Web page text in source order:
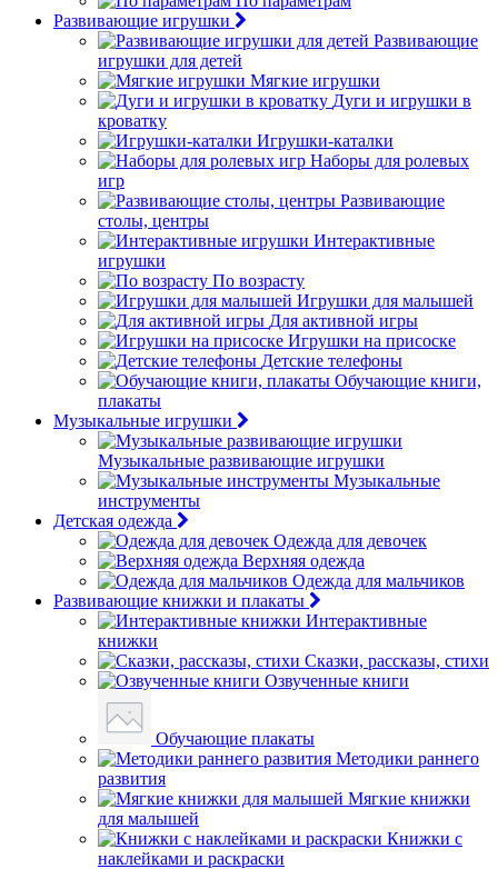
Развивающие игрушки
Развивающие
игрушки для детей
Мягкие игрушки
Дуги и игрушки в
кроватку
Игрушки-каталки
Наборы для ролевых
игр
Развивающие
столы, центры
Интерактивные
игрушки
По возрасту
Игрушки для малышей
Для активной игры
Игрушки на присоске
Детские телефоны
Обучающие книги,
плакаты
Музыкальные игрушки
Музыкальные развивающие игрушки
Музыкальные
инструменты
Детская одежда
Одежда для девочек
Верхняя одежда
Одежда для мальчиков
Развивающие книжки и плакаты
Интерактивные
книжки
Сказки, рассказы, стихи
Озвученные книги
Обучающие плакаты
Методики раннего
развития
Мягкие книжки
для малышей
Книжки с
наклейками и раскраски